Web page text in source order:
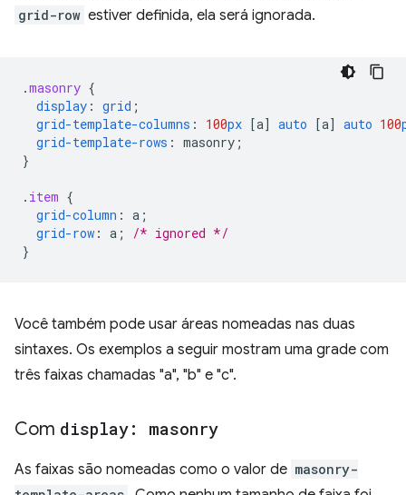
grid-row estiver definida, ela será ignorada.
.masonry {
display : grid ;
grid-template-columns : 100px [a] auto [a] auto 100
grid-template-rows : masonry ;
}
. item {
grid-column : a ;
grid-row : a ;
/* ignored */
}
Você também pode usar áreas nomeadas nas duas
sintaxes. Os exemplos a seguir mostram uma grade com
três faixas chamadas "a", "b" e "c".
Com display: masonry
As faixas são nomeadas como o valor de masonry-